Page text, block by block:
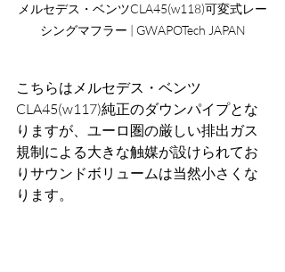
メルセデス・ベンツCLA45(w118)可変式レー
シングマフラー | GWAPOTech JAPAN
こちらはメルセデス・ベンツ
CLA45(w117)純正のダウンパイプとな
りますが、ユーロ圏の厳しい排出ガス
規制による大きな触媒が設けられてお
りサウンドボリュームは当然小さくな
ります。